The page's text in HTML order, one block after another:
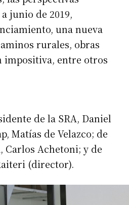
junio de 2019,
una nueva
rurales, obras
entre otros
de la SRA, Daniel
Matías de Velazco; de
Carlos Achetoni; y de
(director).